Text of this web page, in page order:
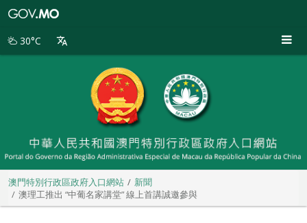
別
30°C
澳門特別行政區政府入口網站
新聞
澳理工推出 “中葡名家講堂” 線上首講誠邀參與